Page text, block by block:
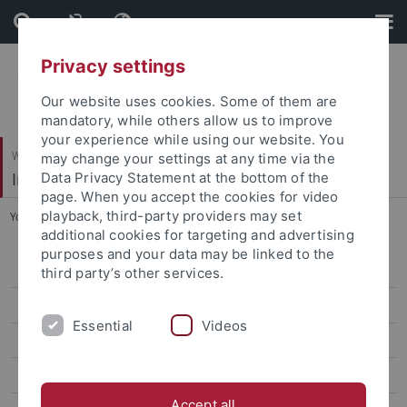
Skip
to
content
Skip
to
footer
Wirtschafts- und Sozialwissenschaftliche Fakultät
Institut für Sportwissenschaft
You are here: Startseite ... Praxisbezogene Lehre
Lehramt (B.Ed., M.Ed.)
B.Sc. Gesundheitsförderung
Privacy settings
Our website uses cookies. Some of them are
mandatory, while others allow us to improve
your experience while using our website. You
may change your settings at any time via the
Data Privacy Statement at the bottom of the
page. When you accept the cookies for video
playback, third-party providers may set
additional cookies for targeting and advertising
purposes and your data may be linked to the
third party’s other services.
Essential Videos